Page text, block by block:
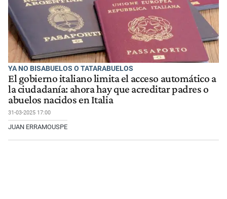
YA NO BISABUELOS O TATARABUELOS
El gobierno italiano limita el acceso automático a
la ciudadanía: ahora hay que acreditar padres o
abuelos nacidos en Italia
31-03-2025 17:00
JUAN ERRAMOUSPE